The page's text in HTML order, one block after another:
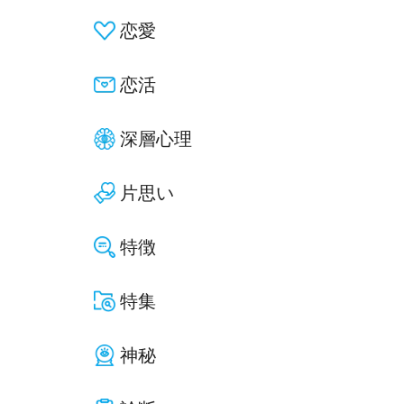
恋愛
恋活
深層心理
片思い
特徴
特集
神秘